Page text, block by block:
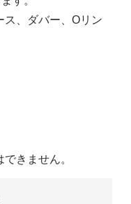
ス、ダバー、Oリン
きません。